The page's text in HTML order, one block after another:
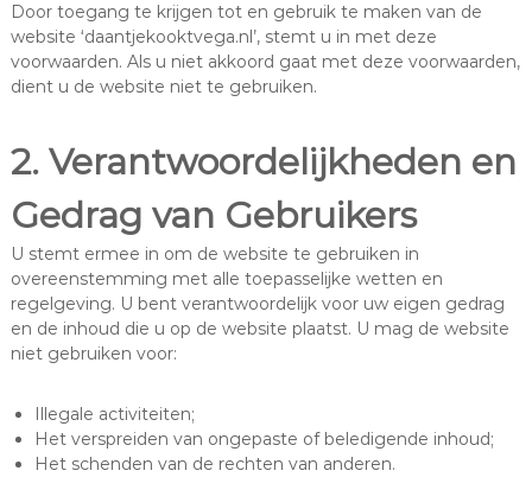
Door toegang te krijgen tot en gebruik te maken van de
website ‘daantjekooktvega.nl’, stemt u in met deze
voorwaarden. Als u niet akkoord gaat met deze voorwaarden,
dient u de website niet te gebruiken.
2. Verantwoordelijkheden en
Gedrag van Gebruikers
U stemt ermee in om de website te gebruiken in
overeenstemming met alle toepasselijke wetten en
regelgeving. U bent verantwoordelijk voor uw eigen gedrag
en de inhoud die u op de website plaatst. U mag de website
niet gebruiken voor:
Illegale activiteiten;
Het verspreiden van ongepaste of beledigende inhoud;
Het schenden van de rechten van anderen.